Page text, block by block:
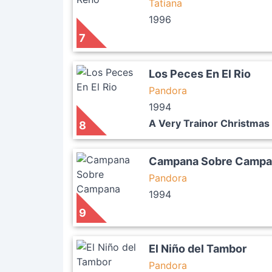
7
Tatiana
1996
8
Los Peces En El Rio
Pandora
1994
A Very Trainor Christmas
9
Campana Sobre
Pandora
1994
El Niño del Tambor
Pandora